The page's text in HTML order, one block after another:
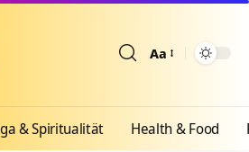
Aa
& Spiritualität Health & Food